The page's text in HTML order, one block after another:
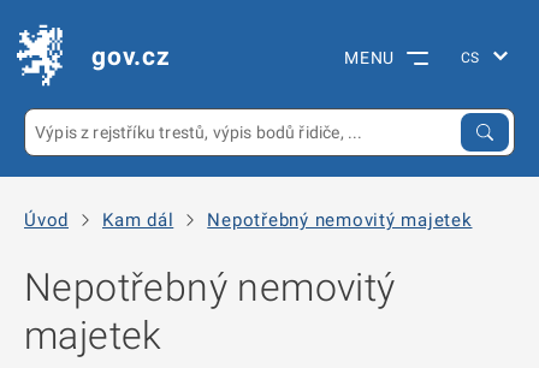
gov.cz MENU
Úvod Kam dál Nepotřebný nemovitý majetek
Nepotřebný nemovitý
majetek